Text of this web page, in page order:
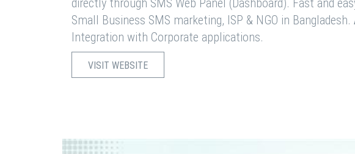
directly through SMS Web Panel (Dashboard). Fast and
Small Business SMS marketing, ISP & NGO in Bangladesh.
Integration with Corporate applications.
VISIT WEBSITE